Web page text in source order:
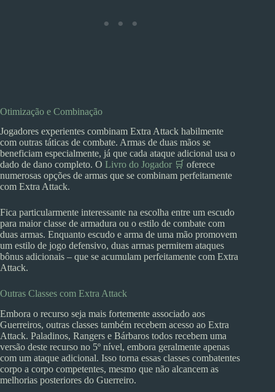
Otimização e Combinação
Jogadores experientes combinam Extra Attack habilmente
com outras táticas de combate. Armas de duas mãos se
beneficiam especialmente, já que cada ataque adicional usa o
dado de dano completo. O Livro do Jogador 🛒 oferece
numerosas opções de armas que se combinam perfeitamente
com Extra Attack.
Fica particularmente interessante na escolha entre um escudo
para maior classe de armadura ou o estilo de combate com
duas armas. Enquanto escudo e arma de uma mão promovem
um estilo de jogo defensivo, duas armas permitem ataques
bônus adicionais – que se acumulam perfeitamente com Extra
Attack.
Outras Classes com Extra Attack
Embora o recurso seja mais fortemente associado aos
Guerreiros, outras classes também recebem acesso ao Extra
Attack. Paladinos, Rangers e Bárbaros todos recebem uma
versão deste recurso no 5º nível, embora geralmente apenas
com um ataque adicional. Isso torna essas classes combatentes
corpo a corpo competentes, mesmo que não alcancem as
melhorias posteriores do Guerreiro.